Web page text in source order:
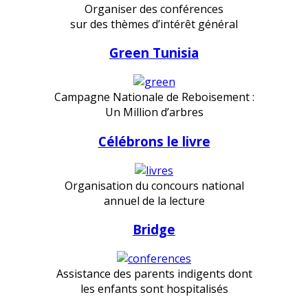
Organiser des conférences
sur des thèmes d’intérêt général
Green Tunisia
Campagne Nationale de Reboisement :
Un Million d’arbres
Célébrons le livre
Organisation du concours national
annuel de la lecture
Bridge
Assistance des parents indigents dont
les enfants sont hospitalisés